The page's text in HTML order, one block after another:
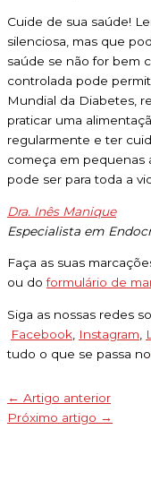
Cuide de sua saúde!
silenciosa, mas que
saúde se não for bem
controlada pode
Mundial da Diabetes,
praticar uma
regularmente e ter
começa em pequenas
pode ser para toda a
Dra. Inês Manique
Especialista em
Faça as suas
ou doformulário de
Siga as nossas redes
Facebook Instagram
tudo o que se passa no
← Artigo anterior
Próximo artigo →